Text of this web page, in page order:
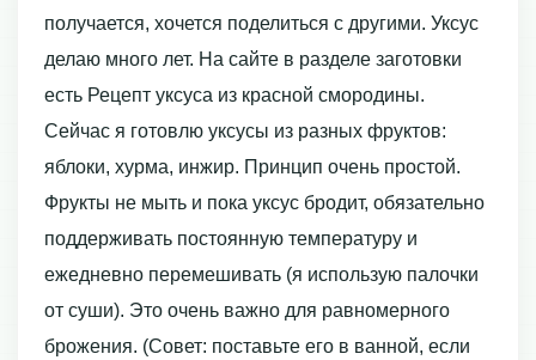
получается, хочется поделиться с другими. Уксус
делаю много лет. На сайте в разделе заготовки
есть Рецепт уксуса из красной смородины.
Сейчас я готовлю уксусы из разных фруктов:
яблоки, хурма, инжир. Принцип очень простой.
Фрукты не мыть и пока уксус бродит, обязательно
поддерживать постоянную температуру и
ежедневно перемешивать (я использую палочки
от суши). Это очень важно для равномерного
брожения. (Совет: поставьте его в ванной, если